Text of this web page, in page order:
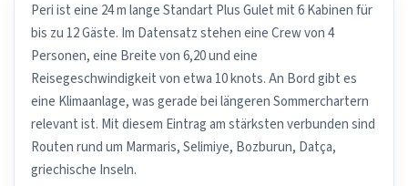
Peri ist eine 24 m lange Standart Plus Gulet mit 6 Kabinen für
bis zu 12 Gäste. Im Datensatz stehen eine Crew von 4
Personen, eine Breite von 6,20 und eine
Reisegeschwindigkeit von etwa 10 knots. An Bord gibt es
eine Klimaanlage, was gerade bei längeren Sommerchartern
relevant ist. Mit diesem Eintrag am stärksten verbunden sind
Routen rund um Marmaris, Selimiye, Bozburun, Datça,
griechische Inseln.